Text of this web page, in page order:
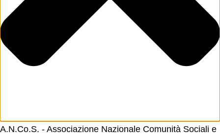
A.N.Co.S. - Associazione Nazionale Comunità Sociali e